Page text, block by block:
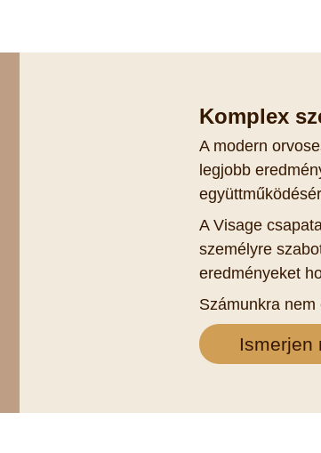
Komplex
A modern
legjobb
A Visage
személyre
eredményeket
Számunkra
Ismerjen